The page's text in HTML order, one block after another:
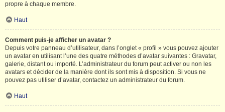
propre à chaque membre.
Haut
Comment puis-je afficher un avatar ?
Depuis votre panneau d’utilisateur, dans l’onglet « profil » vous pouvez ajouter
un avatar en utilisant l’une des quatre méthodes d’avatar suivantes : Gravatar,
galerie, distant ou importé. L’administrateur du forum peut activer ou non les
avatars et décider de la manière dont ils sont mis à disposition. Si vous ne
pouvez pas utiliser d’avatar, contactez un administrateur du forum.
Haut